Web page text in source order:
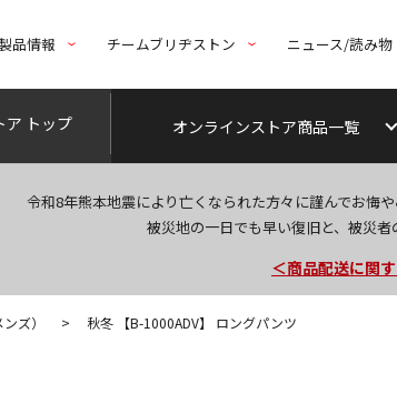
品情報 チームブリヂストン ニュース/読み物
ア トップ オンラインストア商品一覧
令和8年熊本地震により亡くなられた方々に謹んでお悔
被災地の一日でも早い復旧と、被災
今なら新規会員
＜商品配送に関
ズ） > 秋冬 【B-1000ADV】 ロングパンツ